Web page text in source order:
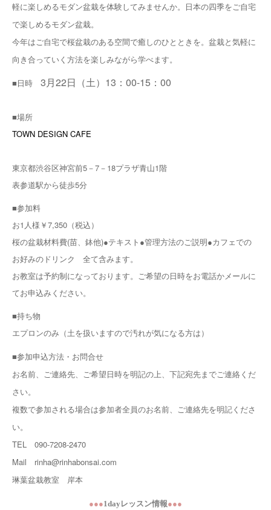
軽に楽しめるモダン盆栽を体験してみませんか。日本の四季をご自宅
で楽しめるモダン盆栽。
今年はご自宅で桜盆栽のある空間で癒しのひとときを。盆栽と気軽に
向き合っていく方法を楽しみながら学べます。
■日時 3月22日（土）13：00-15：00
■場所
TOWN DESIGN CAFE
東京都渋谷区神宮前5－7－18プラザ青山1階
表参道駅から徒歩5分
■参加料
お1人様￥7,350（税込）
桜の盆栽材料費(苗、鉢他)●テキスト●管理方法のご説明●カフェでの
お好みのドリンク 全て含みます。
お教室は予約制になっております。ご希望の日時をお電話かメールに
てお申込みください。
■持ち物
エプロンのみ（土を扱いますので汚れが気になる方は）
■参加申込方法・お問合せ
お名前、ご連絡先、ご希望日時を明記の上、下記宛先までご連絡くだ
さい。
複数で参加される場合は参加者全員のお名前、ご連絡先を明記くださ
い。
TEL 090-7208-2470
Mail rinha@rinhabonsai.com
琳葉盆栽教室 岸本
●●●1day レッスン情報●●●